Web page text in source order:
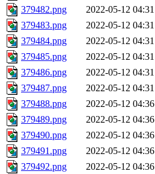
379482.png
2022-05-12 04:31
379483.png
2022-05-12 04:31
379484.png
2022-05-12 04:31
379485.png
2022-05-12 04:31
379486.png
2022-05-12 04:31
379487.png
2022-05-12 04:31
379488.png
2022-05-12 04:36
379489.png
2022-05-12 04:36
379490.png
2022-05-12 04:36
379491.png
2022-05-12 04:36
379492.png
2022-05-12 04:36